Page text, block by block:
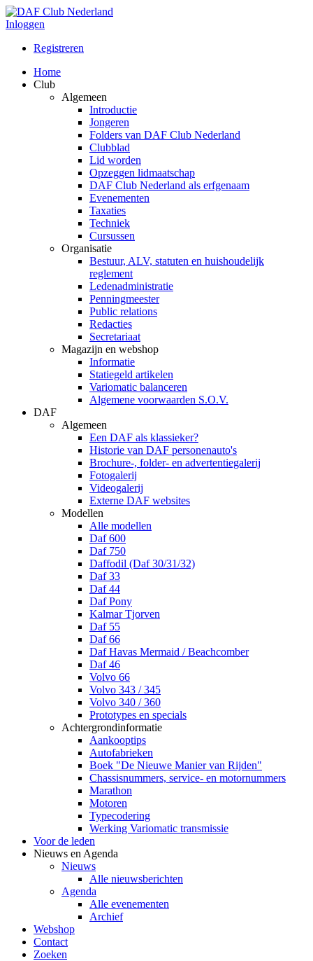
Inloggen
Registreren
Home
Club
Algemeen
Introductie
Jongeren
Folders van DAF Club Nederland
Clubblad
Lid worden
Opzeggen lidmaatschap
DAF Club Nederland als erfgenaam
Evenementen
Taxaties
Techniek
Cursussen
Organisatie
Bestuur, ALV, statuten en huishoudelijk
reglement
Ledenadministratie
Penningmeester
Public relations
Redacties
Secretariaat
Magazijn en webshop
Informatie
Statiegeld artikelen
Variomatic balanceren
Algemene voorwaarden S.O.V.
DAF
Algemeen
Een DAF als klassieker?
Historie van DAF personenauto's
Brochure-, folder- en advertentiegalerij
Fotogalerij
Videogalerij
Externe DAF websites
Modellen
Alle modellen
Daf 600
Daf 750
Daffodil (Daf 30/31/32)
Daf 33
Daf 44
Daf Pony
Kalmar Tjorven
Daf 55
Daf 66
Daf Havas Mermaid / Beachcomber
Daf 46
Volvo 66
Volvo 343 / 345
Volvo 340 / 360
Prototypes en specials
Achtergrondinformatie
Aankooptips
Autofabrieken
Boek "De Nieuwe Manier van Rijden"
Chassisnummers, service- en motornummers
Marathon
Motoren
Typecodering
Werking Variomatic transmissie
Voor de leden
Nieuws en Agenda
Nieuws
Alle nieuwsberichten
Agenda
Alle evenementen
Archief
Webshop
Contact
Zoeken